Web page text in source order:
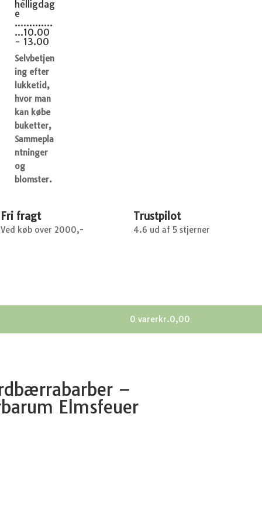
helligdag
e
.............
...10.00
- 13.00
Selvbetjen
ing efter
lukketid,
hvor man
kan købe
buketter,
Sammepla
ntninger
og
blomster.
Fri fragt
Ved køb over 2000,-
Trustpilot
4.6 ud af 5 stjerner
0 varerkr.0,00
–
Elmsfeuer